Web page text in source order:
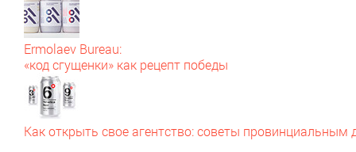
Ermolaev Bureau:
«код сгущенки» как рецепт победы
Как открыть свое агентство: советы провинциальным